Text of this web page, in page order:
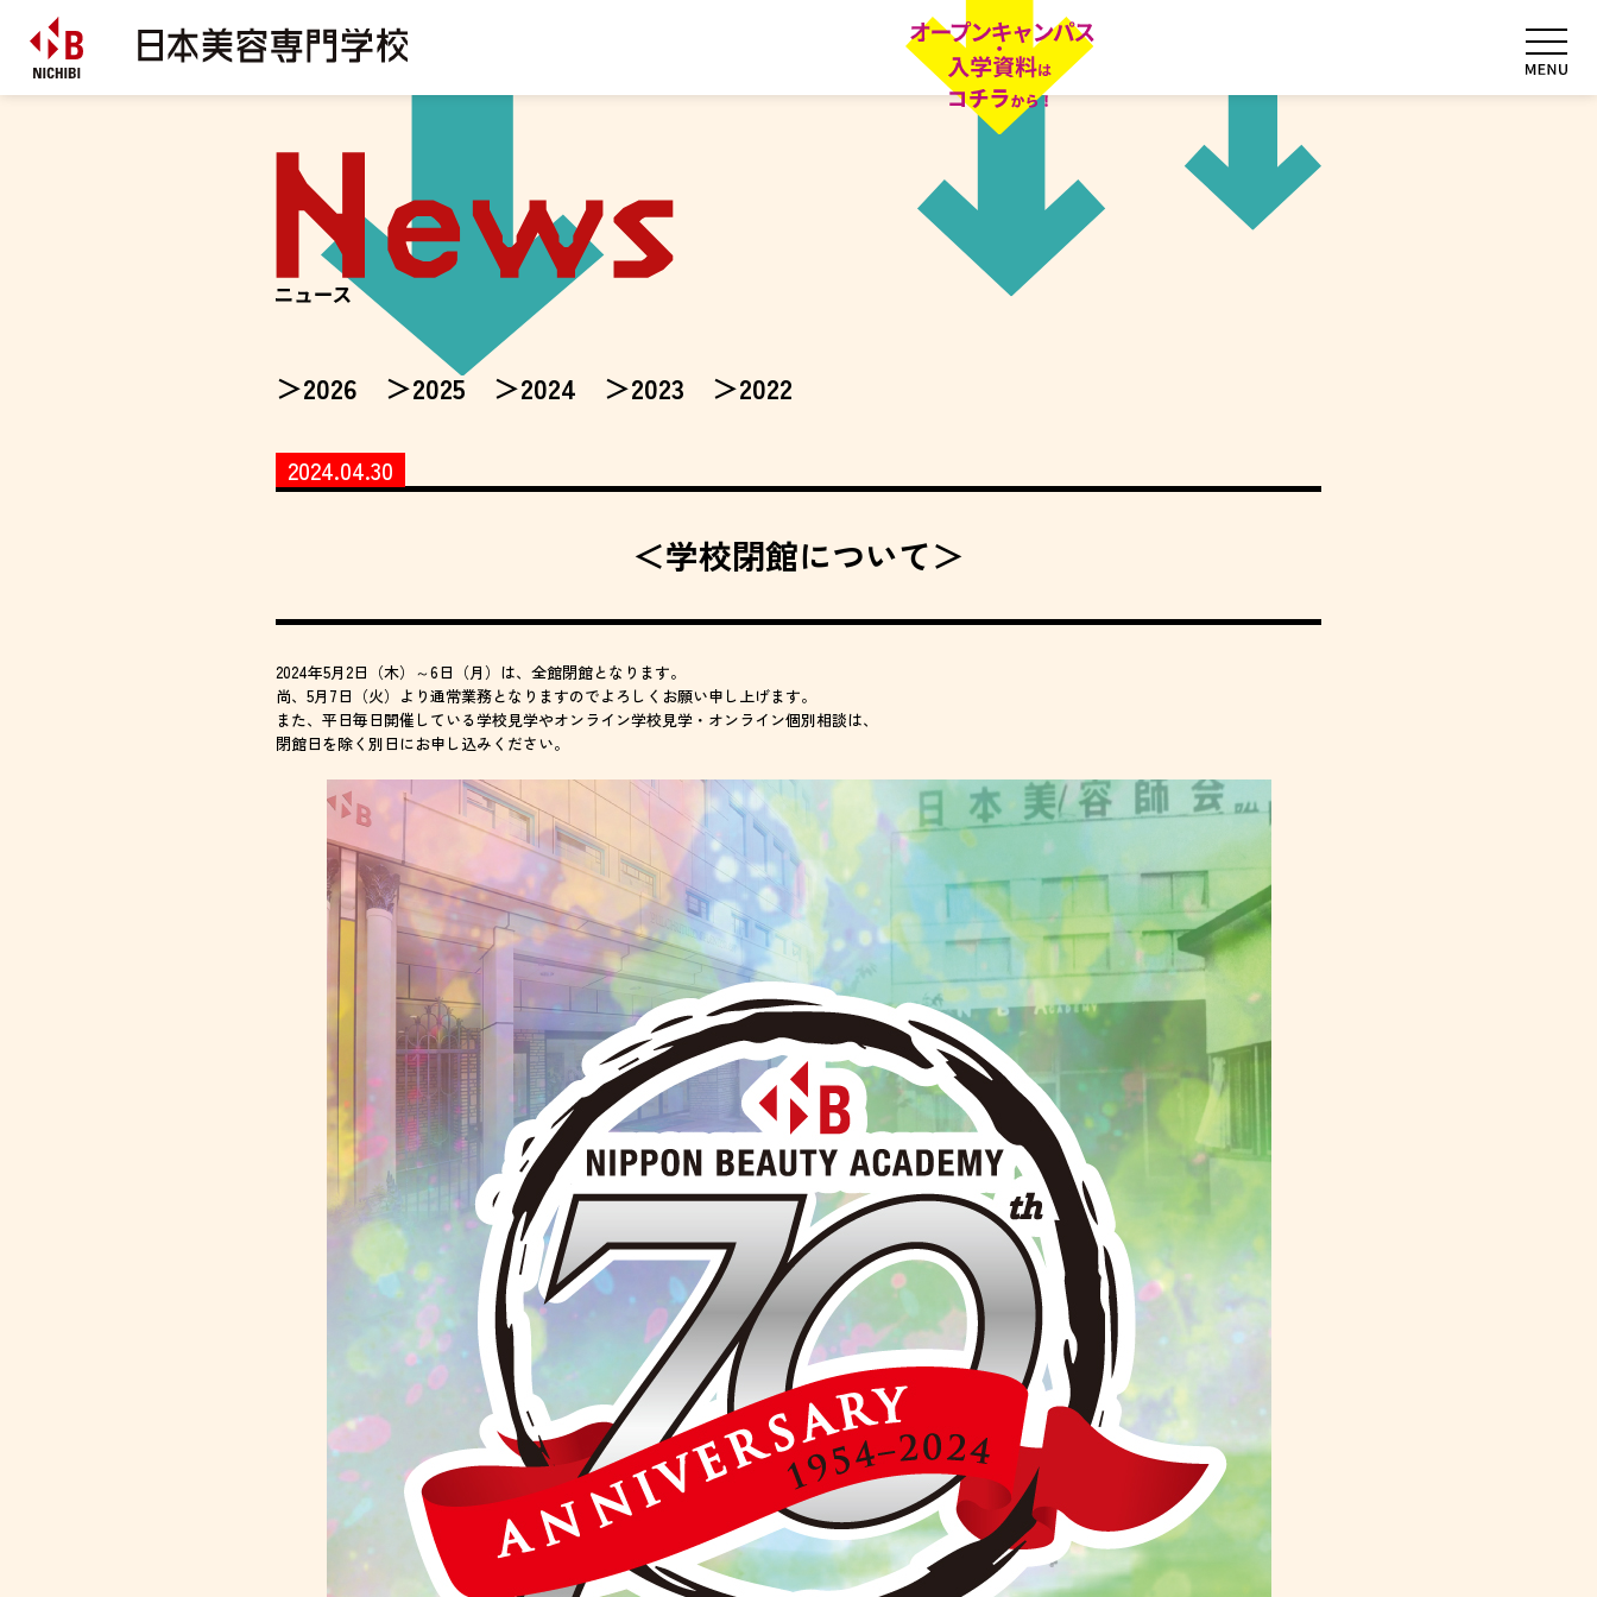
2026 2025 2024 2023 2022
2024.04.30
＜学校閉館について＞
2024年5月2日（木）～6日（月）は、全館閉館となります。
尚、5月7日（火）より通常業務となりますのでよろしくお願い申し上げます。
また、平日毎日開催している学校見学やオンライン学校見学・オンライン個別相談は、
閉館日を除く別日にお申し込みください。